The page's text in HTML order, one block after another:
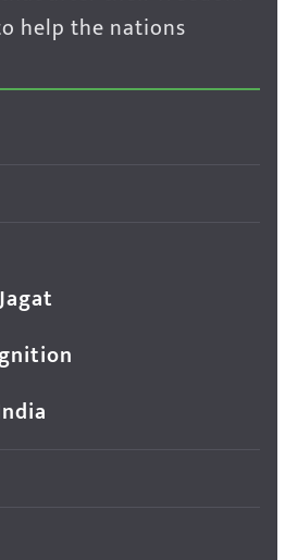
help the nations